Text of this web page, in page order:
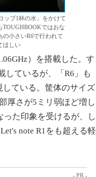
ップ1杯の水」をかけて
TOUGHBOOKではおな
の小さいR6で行われて
ほしい
）を搭載した。す
しているが、「R6」も
ている。筐体のサイズ
厚さが5ミリ弱ほど増し
た印象を受けるが、し
note R1をも超える軽
- PR -